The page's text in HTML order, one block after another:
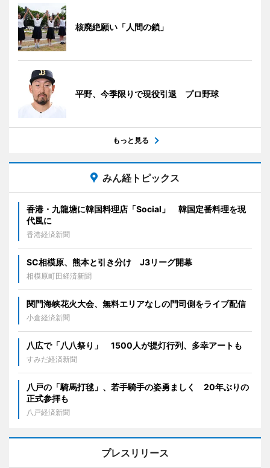
核廃絶願い「人間の鎖」
平野、今季限りで現役引退 プロ野球
もっと見る
みん経トピックス
香港・九龍塘に韓国料理店「Social」 韓国定番料理を現
代風に
香港経済新聞
SC相模原、熊本と引き分け J3リーグ開幕
相模原町田経済新聞
関門海峡花火大会、無料エリアなしの門司側をライブ配信
小倉経済新聞
八広で「八八祭り」 1500人が提灯行列、多幸アートも
すみだ経済新聞
八戸の「騎馬打毬」、若手騎手の姿勇ましく 20年ぶりの
正式参拝も
八戸経済新聞
プレスリリース